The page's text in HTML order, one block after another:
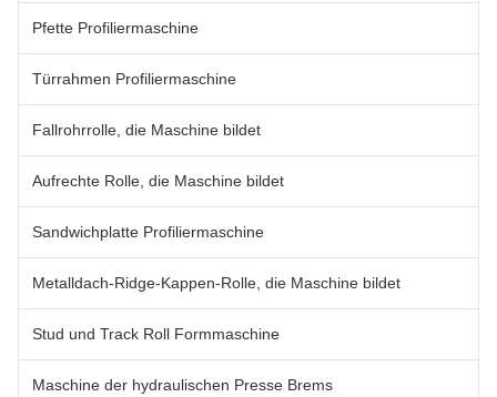
Pfette Profiliermaschine
Türrahmen Profiliermaschine
Fallrohrrolle, die Maschine bildet
Aufrechte Rolle, die Maschine bildet
Sandwichplatte Profiliermaschine
Metalldach-Ridge-Kappen-Rolle, die Maschine bildet
Stud und Track Roll Formmaschine
Maschine der hydraulischen Presse Brems